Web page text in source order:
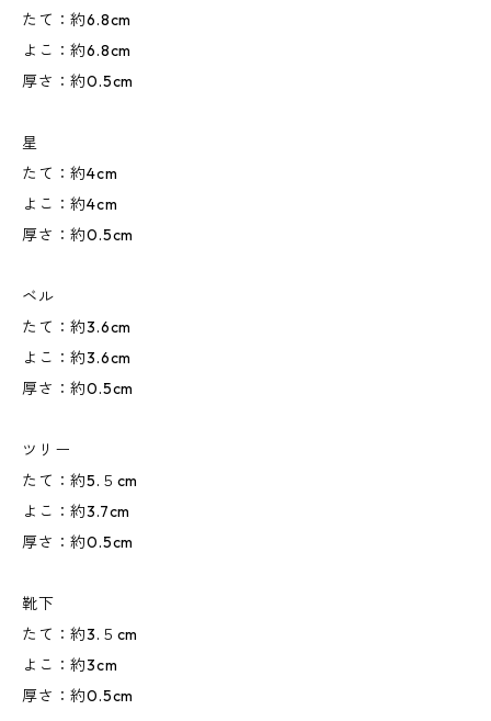
たて：約6.8cm
よこ：約6.8cm
厚さ：約0.5cm
星
たて：約4cm
よこ：約4cm
厚さ：約0.5cm
ベル
たて：約3.6cm
よこ：約3.6cm
厚さ：約0.5cm
ツリー
たて：約5.５cm
よこ：約3.7cm
厚さ：約0.5cm
靴下
たて：約3.５cm
よこ：約3cm
厚さ：約0.5cm